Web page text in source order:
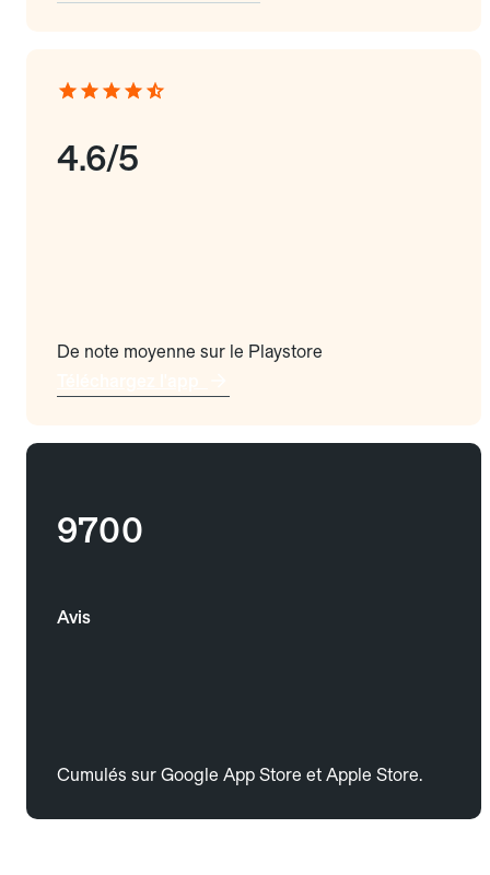
4.6/5
De note moyenne sur le Playstore
9700
Avis
Cumulés sur Google App Store et Apple Store.